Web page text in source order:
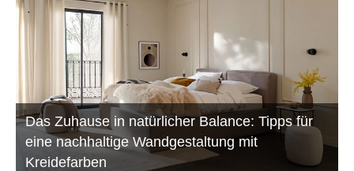
Das Zuhause in natürlicher Balance: Tipps für
eine nachhaltige Wandgestaltung mit
Kreidefarben